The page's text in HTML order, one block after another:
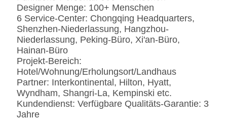
Designer Menge: 100+ Menschen
6 Service-Center: Chongqing Headquarters,
Shenzhen-Niederlassung, Hangzhou-
Niederlassung, Peking-Büro, Xi'an-Büro,
Hainan-Büro
Projekt-Bereich:
Hotel/Wohnung/Erholungsort/Landhaus
Partner: Interkontinental, Hilton, Hyatt,
Wyndham, Shangri-La, Kempinski etc.
Kundendienst: Verfügbare Qualitäts-Garantie: 3
Jahre